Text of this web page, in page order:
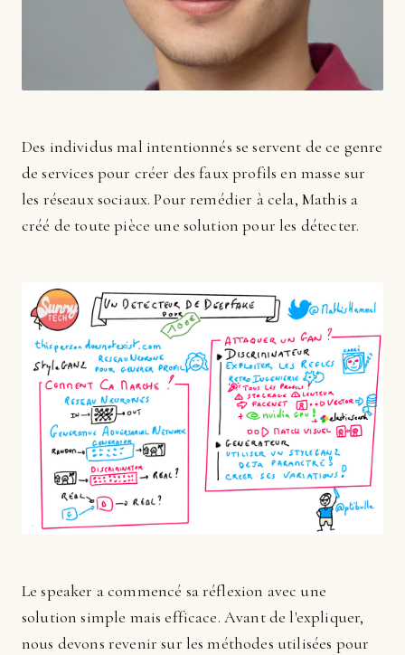
Des individus mal intentionnés se servent de ce genre
de services pour créer des faux profils en masse sur
les réseaux sociaux. Pour remédier à cela, Mathis a
créé de toute pièce une solution pour les détecter.
Le speaker a commencé sa réflexion avec une
solution simple mais efficace. Avant de l'expliquer,
nous devons revenir sur les méthodes utilisées pour